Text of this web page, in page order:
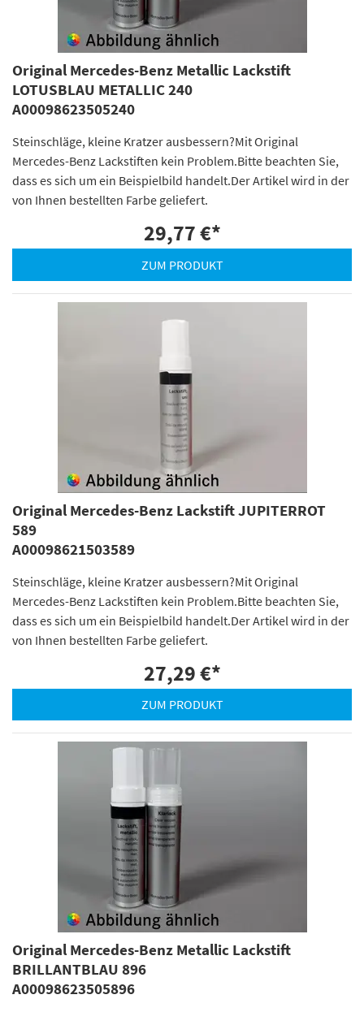
Original Mercedes-Benz Metallic Lackstift
LOTUSBLAU METALLIC 240
A00098623505240
Steinschläge, kleine Kratzer ausbessern?Mit Original
Mercedes-Benz Lackstiften kein Problem.Bitte beachten Sie,
dass es sich um ein Beispielbild handelt.Der Artikel wird in der
von Ihnen bestellten Farbe geliefert.
29,77 €*
ZUM PRODUKT
Original Mercedes-Benz Lackstift JUPITERROT
589
A00098621503589
Steinschläge, kleine Kratzer ausbessern?Mit Original
Mercedes-Benz Lackstiften kein Problem.Bitte beachten Sie,
dass es sich um ein Beispielbild handelt.Der Artikel wird in der
von Ihnen bestellten Farbe geliefert.
27,29 €*
ZUM PRODUKT
Original Mercedes-Benz Metallic Lackstift
BRILLANTBLAU 896
A00098623505896